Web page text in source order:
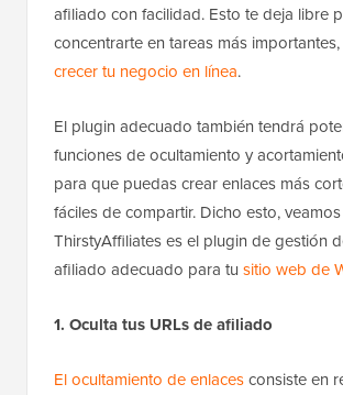
afiliado con facilidad. Esto te deja libre
concentrarte en tareas más
crecer tu negocio en línea.
El plugin adecuado también tendrá
funciones de ocultamiento y
para que puedas crear enlaces más
fáciles de compartir. Dicho esto,
ThirstyAffiliates es el plugin de gestión
afiliado adecuado para tu sitio web de
1. Oculta tus URLs de afiliado
El ocultamiento de enlacesconsiste en